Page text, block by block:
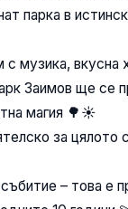
парка в
музика, вкусна
Заимов ще се
магия 🌳☀️
за
– това е